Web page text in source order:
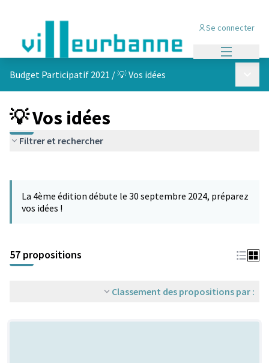
Se connecter
Budget Participatif 2021 /💡 Vos idées
💡 Vos idées
Filtrer et rechercher
La 4ème édition débute le 30 septembre 2024, préparez
vos idées !
57 propositions
Classement des propositions par :